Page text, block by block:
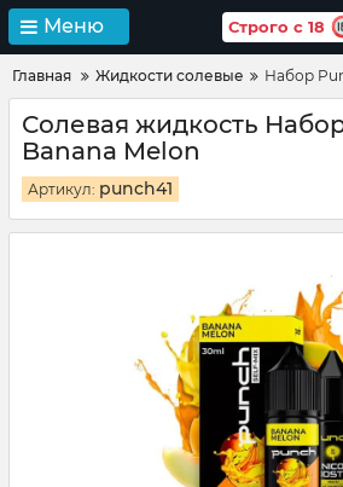
Меню Строго с 18
Главная Жидкости солевые Набор
Солевая жидкость
Banana Melon
Артикул: punch41